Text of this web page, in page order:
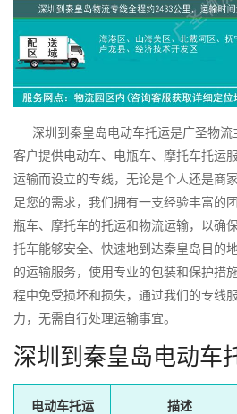
深圳到秦皇岛电动车托运是广圣物流
客户提供电动车、电瓶车、摩托车托运
运输而设立的专线，无论是个人还是商
足您的需求，我们拥有一支经验丰富的
瓶车、摩托车的托运和物流运输，以确
托车能够安全、快速地到达秦皇岛目的
的运输服务，使用专业的包装和保护措
程中免受损坏和损失，通过我们的专线
力，无需自行处理运输事宜。
深圳到秦皇岛电动车
电动车托运 描述